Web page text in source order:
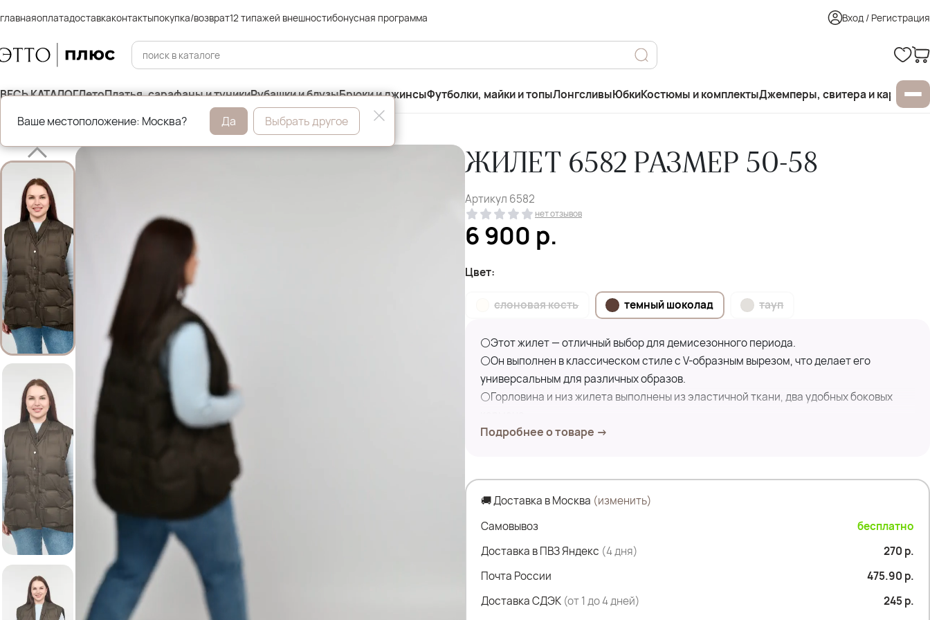
главнаяоплатадоставкаконтактыпокупка/возврат12 типажей внешностибонусная программа Вход / Регистрация
ВЕСЬ КАТАЛОГЛетоПлатья, сарафаны и туникиРубашки и блузыБрюки и джинсыФутболки, майки и топыЛонгсливыЮбкиКостюмы и комплектыДжемперы, свитера и
Главная Жилеты
ЖИЛЕТ 6582 РАЗМЕР 50-58
Артикул 6582
нет отзывов
6 900 р.
Цвет:
слоновая кость темный шоколад тауп
⚪Этот жилет — отличный выбор для демисезонного периода.
⚪Он выполнен в классическом стиле с V-образным вырезом, что делает его
универсальным для различных образов.
⚪Горловина и низ жилета выполнены из эластичной ткани, два удобных боковых
Застегивается на кнопки.
жилет практичным для повседневного использования.
⚪Такой жилет идеально подойдет для создания как деловых, так и повседневных
добавить нотку элегантности.
Замеры по изделию:
Подробнее о товаре →
🚚 Доставка в Москва (изменить)
Самовывоз
бесплатно
Доставка в ПВЗ Яндекс (4 дня)
270 р.
Почта России
475.90 р.
Доставка СДЭК (от 1 до 4 дней)
245 р.
Ваше местоположение: Москва? Да Выбрать другое